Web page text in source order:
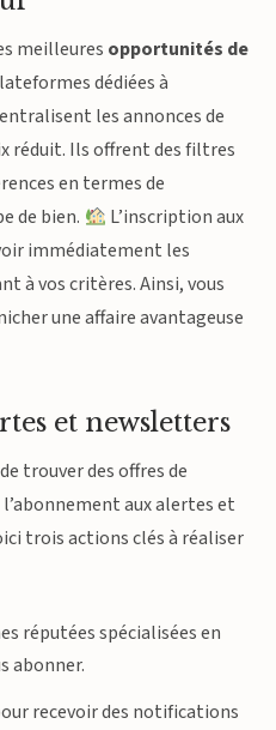
meilleures opportunités de
dédiées à
les annonces de
réduit. Ils offrent des filtres
en termes de
de bien.
L’inscription aux
immédiatement les
à vos critères. Ainsi, vous
une affaire avantageuse
et newsletters
trouver des offres de
aux alertes et
trois actions clés à réaliser
réputées spécialisées en
abonner.
recevoir des notifications